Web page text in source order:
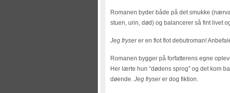
Romanen byder både på det smukke
stuen, urin, død) og balancerer så fint livet
Jeg fryserer en flot flot debutroman!
Romanen bygger på forfatterens egne
Her lærte hun “dødens sprog” og det kom
døende. Jeg fryserer dog fiktion.